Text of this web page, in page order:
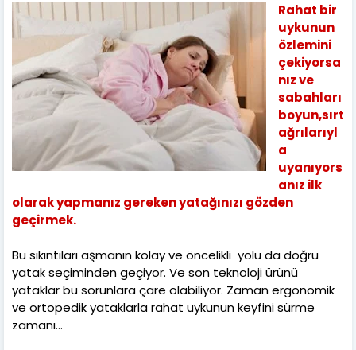
Rahat bir
uykunun
özlemini
çekiyorsa
nız ve
sabahları
boyun,sırt
ağrılarıyl
a
uyanıyors
anız ilk
olarak yapmanız gereken yatağınızı gözden
geçirmek.
Bu sıkıntıları aşmanın kolay ve öncelikli yolu da doğru
yatak seçiminden geçiyor. Ve son teknoloji ürünü
yataklar bu sorunlara çare olabiliyor. Zaman ergonomik
ve ortopedik yataklarla rahat uykunun keyfini sürme
zamanı...